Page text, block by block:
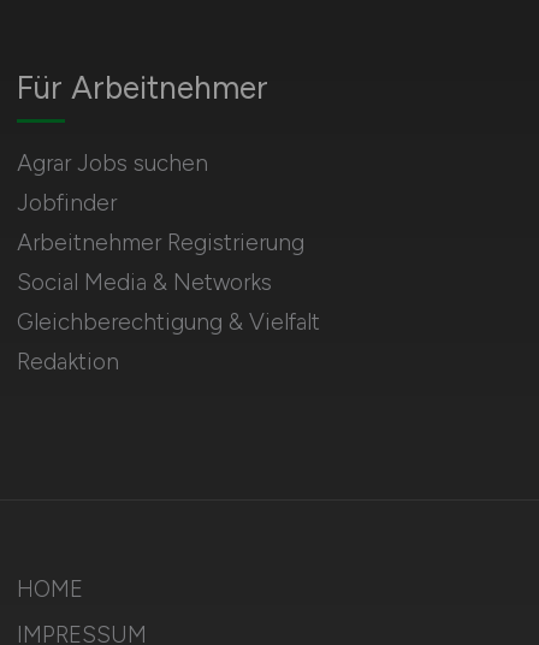
Für Arbeitnehmer
Agrar Jobs suchen
Jobfinder
Arbeitnehmer Registrierung
Social Media & Networks
Gleichberechtigung & Vielfalt
Redaktion
HOME
IMPRESSUM